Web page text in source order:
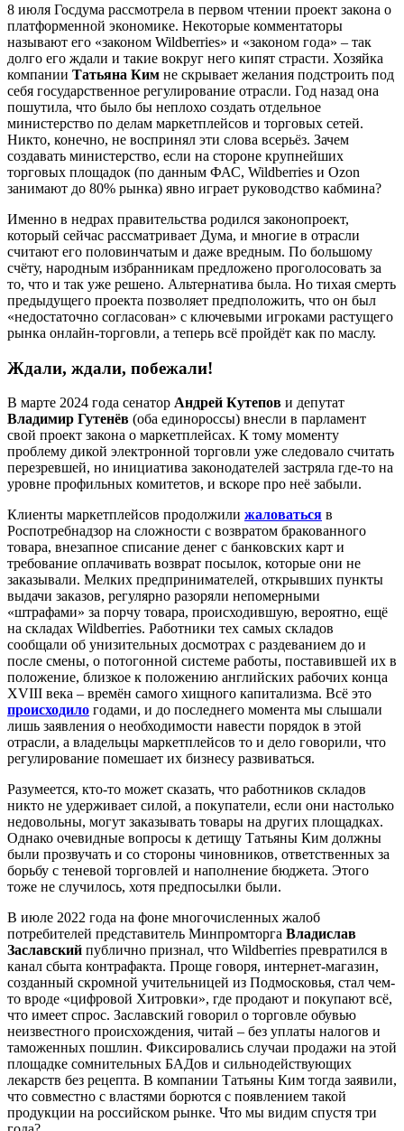
8 июля Госдума рассмотрела в первом чтении проект закона о
платформенной экономике. Некоторые комментаторы
называют его «законом Wildberries» и «законом года» – так
долго его ждали и такие вокруг него кипят страсти. Хозяйка
компании Татьяна Ким не скрывает желания подстроить под
себя государственное регулирование отрасли. Год назад она
пошутила, что было бы неплохо создать отдельное
министерство по делам маркетплейсов и торговых сетей.
Никто, конечно, не воспринял эти слова всерьёз. Зачем
создавать министерство, если на стороне крупнейших
торговых площадок (по данным ФАС, Wildberries и Ozon
занимают до 80% рынка) явно играет руководство кабмина?
Именно в недрах правительства родился законопроект,
который сейчас рассматривает Дума, и многие в отрасли
считают его половинчатым и даже вредным. По большому
счёту, народным избранникам предложено проголосовать за
то, что и так уже решено. Альтернатива была. Но тихая смерть
предыдущего проекта позволяет предположить, что он был
«недостаточно согласован» с ключевыми игроками растущего
рынка онлайн-торговли, а теперь всё пройдёт как по маслу.
Ждали, ждали, побежали!
В марте 2024 года сенатор Андрей Кутепов и депутат
Владимир Гутенёв (оба единороссы) внесли в парламент
свой проект закона о маркетплейсах. К тому моменту
проблему дикой электронной торговли уже следовало считать
перезревшей, но инициатива законодателей застряла где-то на
уровне профильных комитетов, и вскоре про неё забыли.
Клиенты маркетплейсов продолжили жаловаться в
Роспотребнадзор на сложности с возвратом бракованного
товара, внезапное списание денег с банковских карт и
требование оплачивать возврат посылок, которые они не
заказывали. Мелких предпринимателей, открывших пункты
выдачи заказов, регулярно разоряли непомерными
«штрафами» за порчу товара, происходившую, вероятно, ещё
на складах Wildberries. Работники тех самых складов
сообщали об унизительных досмотрах с раздеванием до и
после смены, о потогонной системе работы, поставившей их в
положение, близкое к положению английских рабочих конца
XVIII века – времён самого хищного капитализма. Всё это
происходило годами, и до последнего момента мы слышали
лишь заявления о необходимости навести порядок в этой
отрасли, а владельцы маркетплейсов то и дело говорили, что
регулирование помешает их бизнесу развиваться.
Разумеется, кто-то может сказать, что работников складов
никто не удерживает силой, а покупатели, если они настолько
недовольны, могут заказывать товары на других площадках.
Однако очевидные вопросы к детищу Тать­яны Ким должны
были прозвучать и со стороны чиновников, ответственных за
борьбу с теневой торговлей и наполнение бюджета. Этого
тоже не случилось, хотя предпосылки были.
В июле 2022 года на фоне многочисленных жалоб
потребителей представитель Минпромторга Владислав
Заславский публично признал, что Wildberries превратился в
канал сбыта контрафакта. Проще говоря, интернет-магазин,
созданный скромной учительницей из Подмосковья, стал чем-
то вроде «цифровой Хитровки», где продают и покупают всё,
что имеет спрос. Заславский говорил о торговле обувью
неизвестного происхождения, читай – без уплаты налогов и
таможенных пошлин. Фиксировались случаи продажи на этой
площадке сомнительных БАДов и сильнодействующих
лекарств без рецепта. В компании Татьяны Ким тогда заявили,
что совместно с властями борются с появлением такой
продукции на российском рынке. Что мы видим спустя три